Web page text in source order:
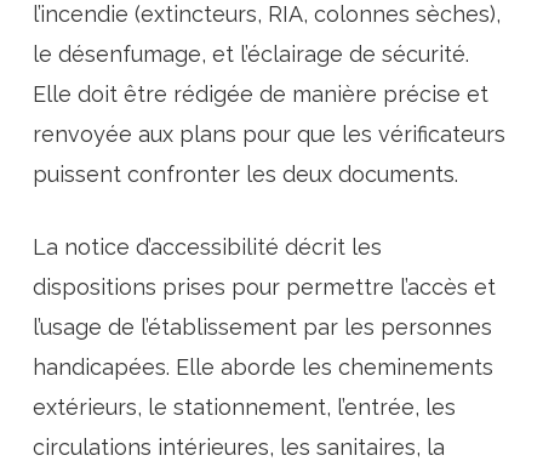
l’incendie (extincteurs, RIA, colonnes sèches),
le désenfumage, et l’éclairage de sécurité.
Elle doit être rédigée de manière précise et
renvoyée aux plans pour que les vérificateurs
puissent confronter les deux documents.
La notice d’accessibilité décrit les
dispositions prises pour permettre l’accès et
l’usage de l’établissement par les personnes
handicapées. Elle aborde les cheminements
extérieurs, le stationnement, l’entrée, les
circulations intérieures, les sanitaires, la